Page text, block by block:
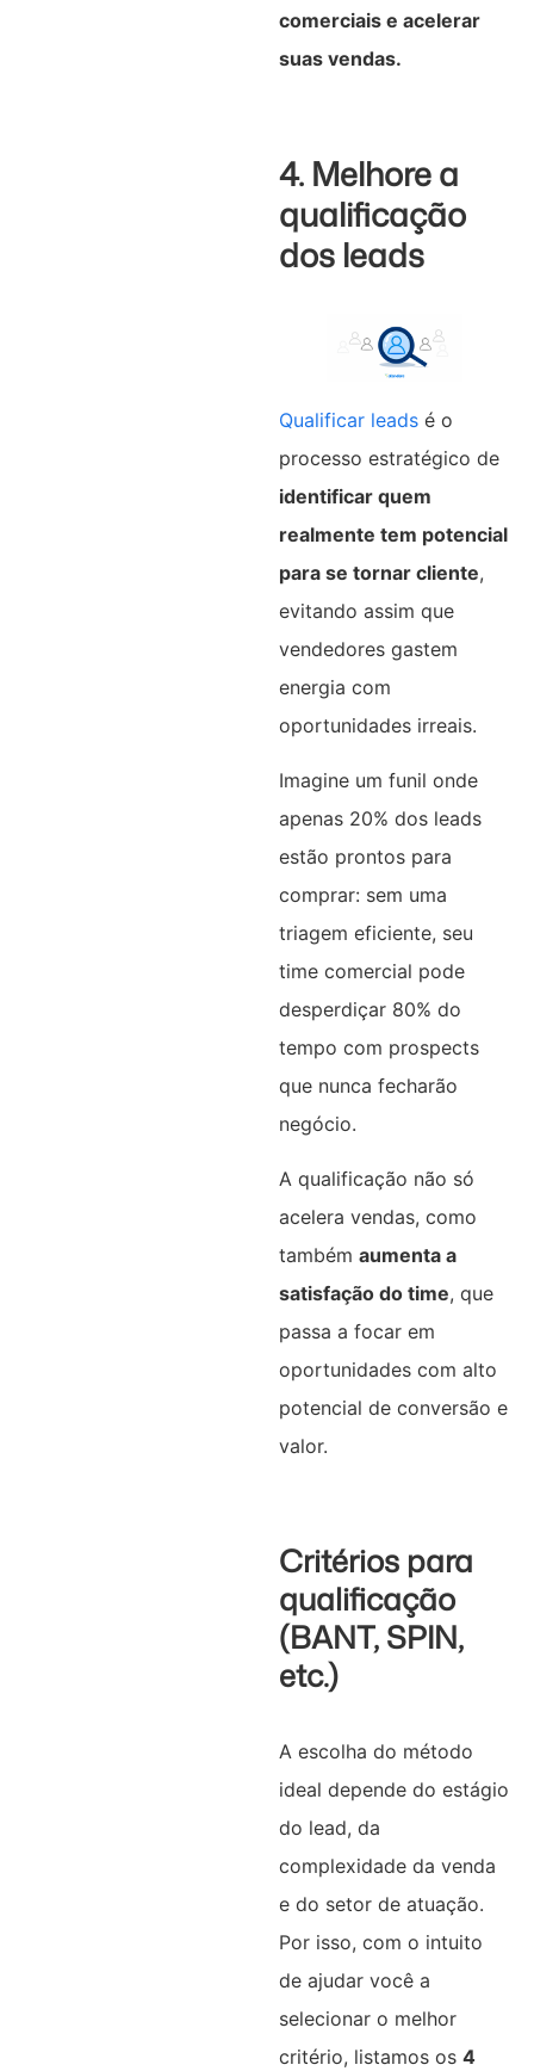
comerciais e acelerar
suas vendas.
4. Melhore a
qualificação
dos leads
Qualificar leadsé o
processo estratégico de
identificar quem
realmente tem potencial
para se tornar cliente,
evitando assim que
vendedores gastem
energia com
oportunidades irreais.
Imagine um funil onde
apenas 20% dos leads
estão prontos para
comprar: sem uma
triagem eficiente, seu
time comercial pode
desperdiçar 80% do
tempo com prospects
que nunca fecharão
negócio.
A qualificação não só
acelera vendas, como
também aumenta a
satisfação do time, que
passa a focar em
oportunidades com alto
potencial de conversão e
valor.
Critérios para
qualificação
(BANT, SPIN,
etc.)
A escolha do método
ideal depende do estágio
do lead, da
complexidade da venda
e do setor de atuação.
Por isso, com o intuito
de ajudar você a
selecionar o melhor
critério, listamos os 4